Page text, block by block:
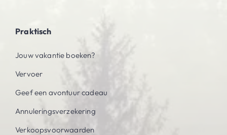
Praktisch
Jouw vakantie boeken?
Vervoer
Geef een avontuur cadeau
Annuleringsverzekering
Verkoopsvoorwaarden